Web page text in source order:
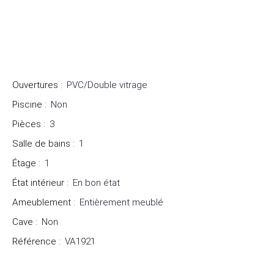
Ouvertures : PVC/Double vitrage
Piscine : Non
Pièces : 3
Salle de bains : 1
Étage : 1
État intérieur : En bon état
Ameublement : Entièrement meublé
Cave : Non
Référence : VA1921